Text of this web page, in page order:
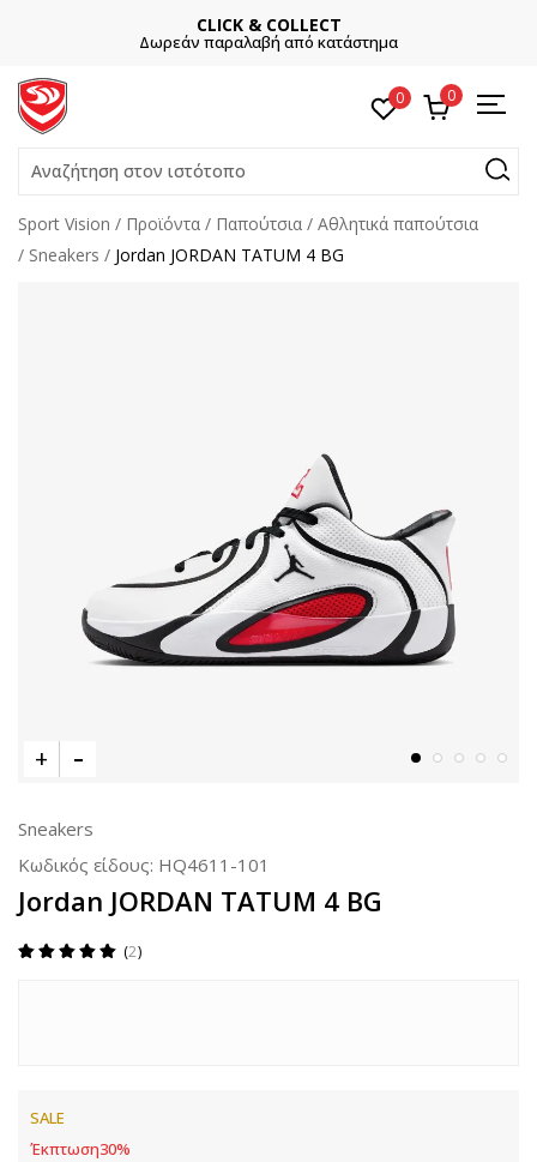
CLICK & COLLECT
Δωρεάν παραλαβή από κατάστημα
0 0
Αναζήτηση στον ιστότοπο
Sport Vision Προϊόντα Παπούτσια
Αθλητικά παπούτσια
Sneakers
Jordan JORDAN TATUM 4 BG
Sneakers
Κωδικός είδους: HQ4611-101
Jordan JORDAN TATUM 4 BG
2
SALE
Έκπτωση30%